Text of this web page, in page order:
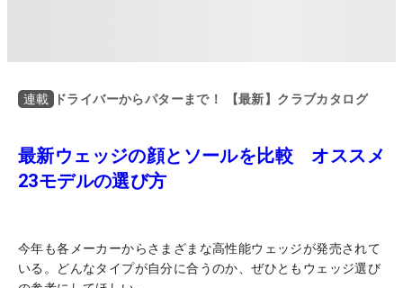
連載 ドライバーからパターまで！ 【最新】クラブカタログ
最新ウェッジの顔とソールを比較 オススメ
23モデルの選び方
今年も各メーカーからさまざまな高性能ウェッジが発売されて
いる。どんなタイプが自分に合うのか、ぜひともウェッジ選び